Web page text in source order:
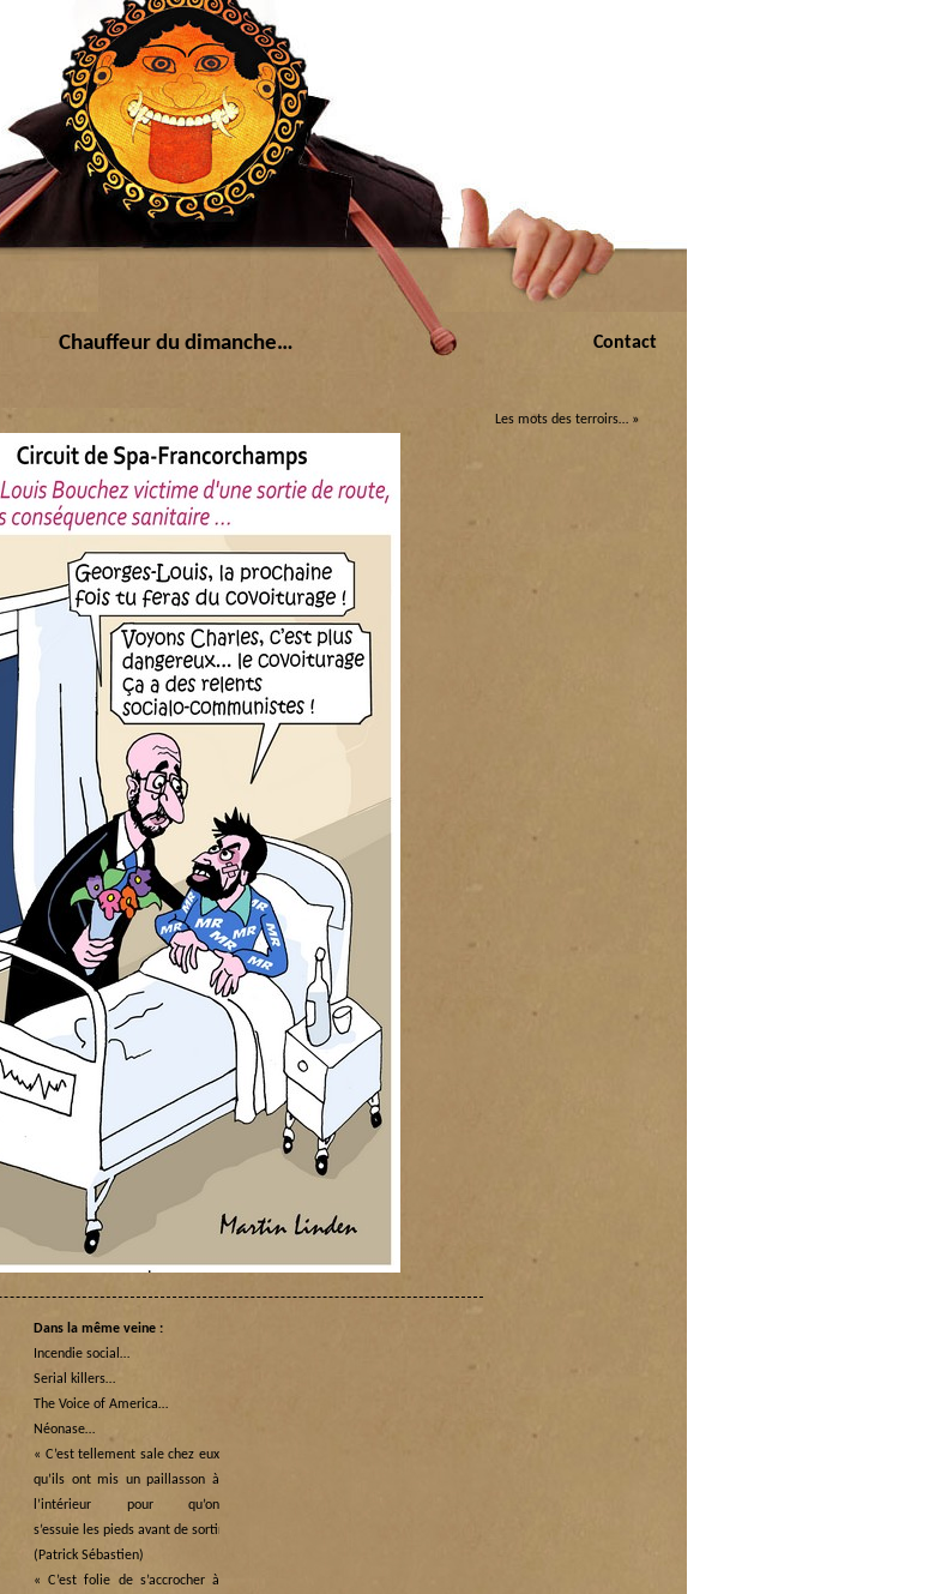
Chauffeur du dimanche… Contact
Les mots des terroirs… »
Dans la même veine :
Incendie social…
Serial killers…
The Voice of America…
Néonase…
« C’est tellement sale chez eux
qu’ils ont mis un paillasson à
l’intérieur pour qu’on
s’essuie les pieds avant de sortir… »
(Patrick Sébastien)
« C’est folie de s’accrocher à